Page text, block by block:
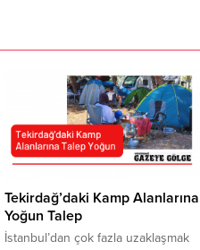
Tekirdağ’daki Kamp Alanlarına
Yoğun Talep
İstanbul’dan çok fazla uzaklaşmak